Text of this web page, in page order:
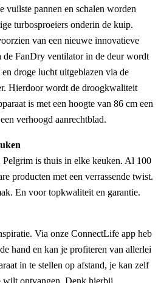
vuilste pannen en schalen worden
turbosproeiers onderin de kuip.
van een nieuwe innovatieve
FanDry ventilator in de deur wordt
droge lucht uitgeblazen via de
Hierdoor wordt de droogkwaliteit
is met een hoogte van 86 cm een
verhoogd aanrechtblad.
is thuis in elke keuken. Al 100
producten met een verrassende twist.
En voor topkwaliteit en garantie.
Via onze ConnectLife app heb
hand en kan je profiteren van allerlei
in te stellen op afstand, je kan zelf